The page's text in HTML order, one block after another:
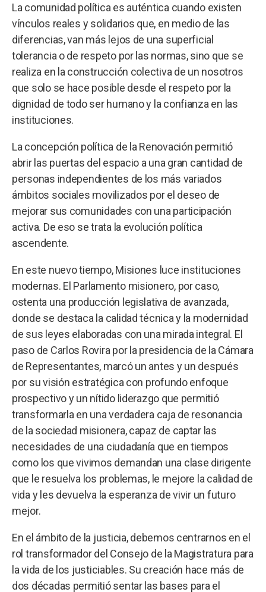
La comunidad política es auténtica cuando existen
vínculos reales y solidarios que, en medio de las
diferencias, van más lejos de una superficial
tolerancia o de respeto por las normas, sino que se
realiza en la construcción colectiva de un nosotros
que solo se hace posible desde el respeto por la
dignidad de todo ser humano y la confianza en las
instituciones.
La concepción política de la Renovación permitió
abrir las puertas del espacio a una gran cantidad de
personas independientes de los más variados
ámbitos sociales movilizados por el deseo de
mejorar sus comunidades con una participación
activa. De eso se trata la evolución política
ascendente.
En este nuevo tiempo, Misiones luce instituciones
modernas. El Parlamento misionero, por caso,
ostenta una producción legislativa de avanzada,
donde se destaca la calidad técnica y la modernidad
de sus leyes elaboradas con una mirada integral. El
paso de Carlos Rovira por la presidencia de la Cámara
de Representantes, marcó un antes y un después
por su visión estratégica con profundo enfoque
prospectivo y un nítido liderazgo que permitió
transformarla en una verdadera caja de resonancia
de la sociedad misionera, capaz de captar las
necesidades de una ciudadanía que en tiempos
como los que vivimos demandan una clase dirigente
que le resuelva los problemas, le mejore la calidad de
vida y les devuelva la esperanza de vivir un futuro
mejor.
En el ámbito de la justicia, debemos centrarnos en el
rol transformador del Consejo de la Magistratura para
la vida de los justiciables. Su creación hace más de
dos décadas permitió sentar las bases para el